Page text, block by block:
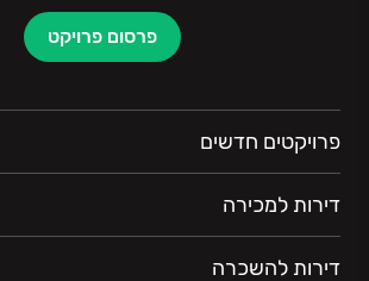
פרסום פרויקט
פרויקטים חדשים
דירות למכירה
דירות להשכרה